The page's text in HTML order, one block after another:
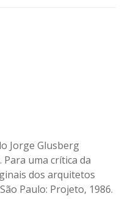
Jorge Glusberg
Para uma crítica da
dos arquitetos
Paulo: Projeto, 1986.